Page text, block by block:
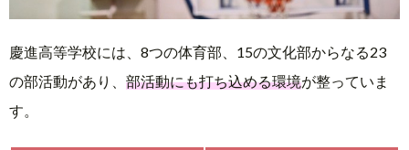
慶進高等学校には、8つの体育部、15の文化部からなる23
の部活動があり、 部活動にも打ち込める環境が整っていま
す。